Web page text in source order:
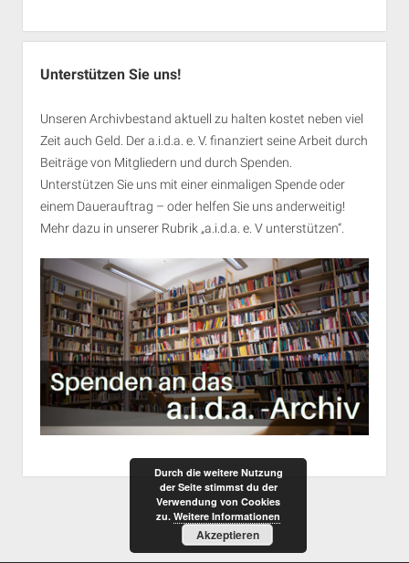
Unterstützen Sie uns!
Unseren Archivbestand aktuell zu halten kostet neben viel
Zeit auch Geld. Der a.i.d.a. e. V. finanziert seine Arbeit durch
Beiträge von Mitgliedern und durch Spenden.
Unterstützen Sie uns mit einer einmaligen Spende oder
einem Dauerauftrag – oder helfen Sie uns anderweitig!
Mehr dazu in unserer Rubrik „a.i.d.a. e. V unterstützen“.
Durch die weitere Nutzung
der Seite stimmst du der
Verwendung von Cookies
zu. Weitere Informationen
Akzeptieren